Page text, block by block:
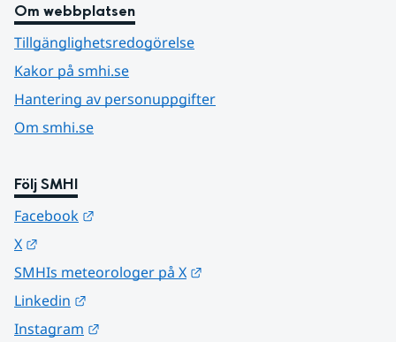
Om webbplatsen
Tillgänglighetsredogörelse
Kakor på smhi.se
Hantering av personuppgifter
Om smhi.se
Följ SMHI
Facebook
X
SMHIs meteorologer på X
Linkedin
Instagram